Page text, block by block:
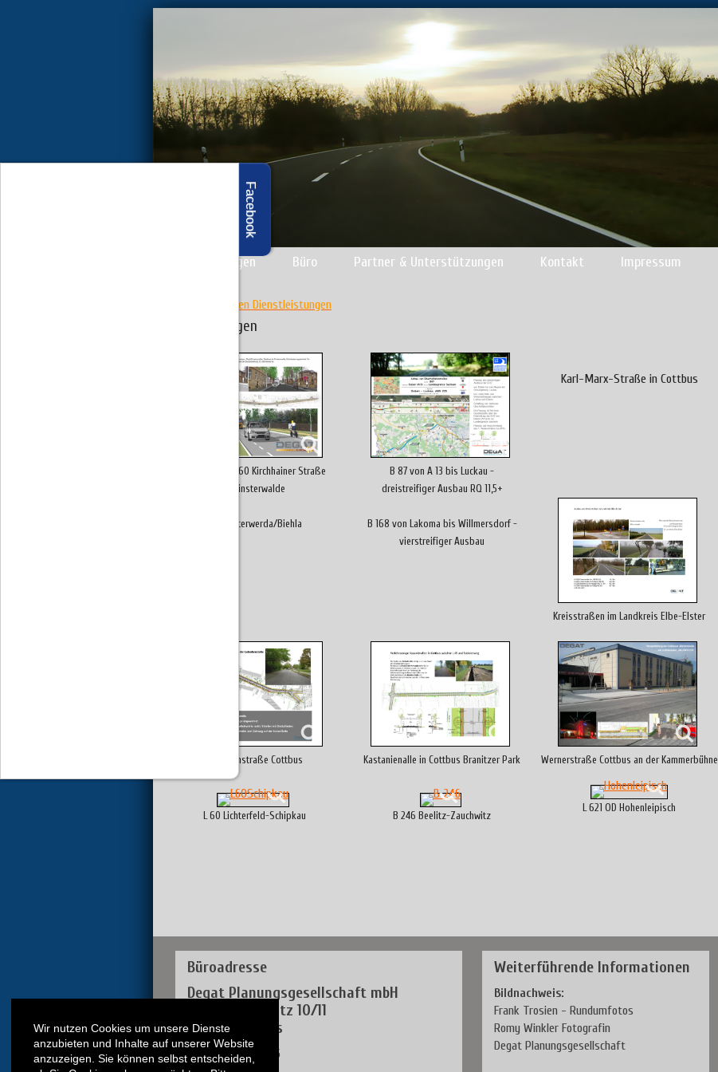
Wir nutzen Cookies um unsere Dienste
anzubieten und Inhalte auf unserer Website
anzuzeigen. Sie können selbst entscheiden,
Dienstleistungen Büro Partner & Unterstützungen Kontakt Impressum
zurück zu den Dienstleistungen
Verkehrsanlagen
Ausbau der L 60 Kirchhainer Straße
in Finsterwalde
B 87 von A 13 bis Luckau -
dreistreifiger Ausbau RQ 11,5+
Karl-Marx-Straße in Cottbus
KVP Elsterwerda/Biehla
B 168 von Lakoma bis Willmersdorf -
vierstreifiger Ausbau
Kreisstraßen im Landkreis Elbe-Elster
Lobedanstraße Cottbus Kastanienalle in Cottbus Branitzer Park Wernerstraße Cottbus an der Kammerbühne
L 60 Lichterfeld-Schipkau B 246 Beelitz-Zauchwitz
L 621 OD Hohenleipisch
Büroadresse
Degat Planungsgesellschaft mbH
Neustädterplatz 10/11
03046 Cottbus
Tel.: (0355) 71 52 25
Weiterführende Informationen
Bildnachweis:
Frank Trosien - Rundumfotos
Romy Winkler Fotografin
Degat Planungsgesellschaft
Facebook